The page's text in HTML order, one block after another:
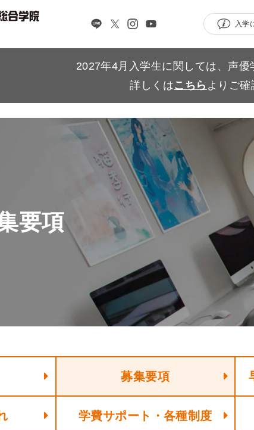
入学
2027年4月入学生に関しては、声優
詳しくはこちら よりご確
要項
募集要項
学費サポート・各種制度